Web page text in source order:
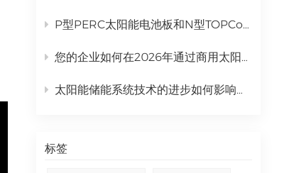
P型PERC太阳能电池板和N型TOPCon太阳能电池板有什么区别？
您的企业如何在2026年通过商用太阳能发电系统实现投资回报率最大化？
太阳能储能系统技术的进步如何影响能源独立？
标签